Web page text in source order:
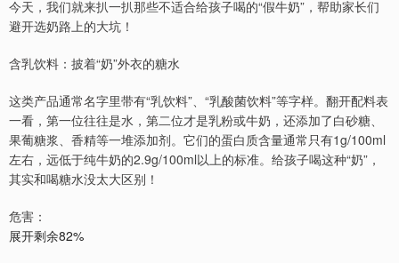
今天，我们就来扒一扒那些不适合给孩子喝的“假牛奶”，帮助家长们
避开选奶路上的大坑！
含乳饮料：披着“奶”外衣的糖水
这类产品通常名字里带有“乳饮料”、“乳酸菌饮料”等字样。翻开配料表
一看，第一位往往是水，第二位才是乳粉或牛奶，还添加了白砂糖、
果葡糖浆、香精等一堆添加剂。它们的蛋白质含量通常只有1g/100ml
左右，远低于纯牛奶的2.9g/100ml以上的标准。给孩子喝这种“奶”，
其实和喝糖水没太大区别！
危害：
展开剩余82%